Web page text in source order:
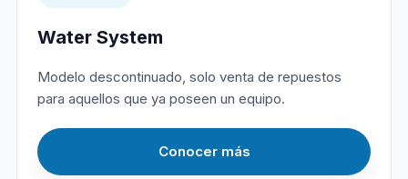
Water System
Modelo descontinuado, solo venta de repuestos
para aquellos que ya poseen un equipo.
Conocer más